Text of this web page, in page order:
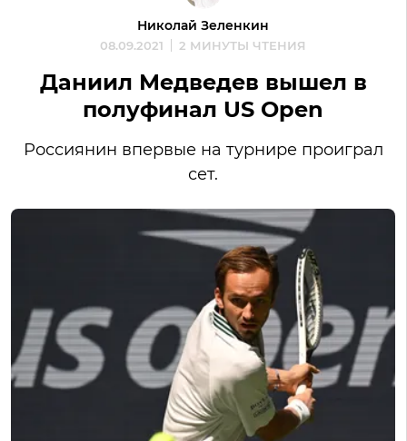
Николай Зеленкин
08.09.2021 2 МИНУТЫ ЧТЕНИЯ
Даниил Медведев вышел в
полуфинал US Open
Россиянин впервые на турнире проиграл
сет.